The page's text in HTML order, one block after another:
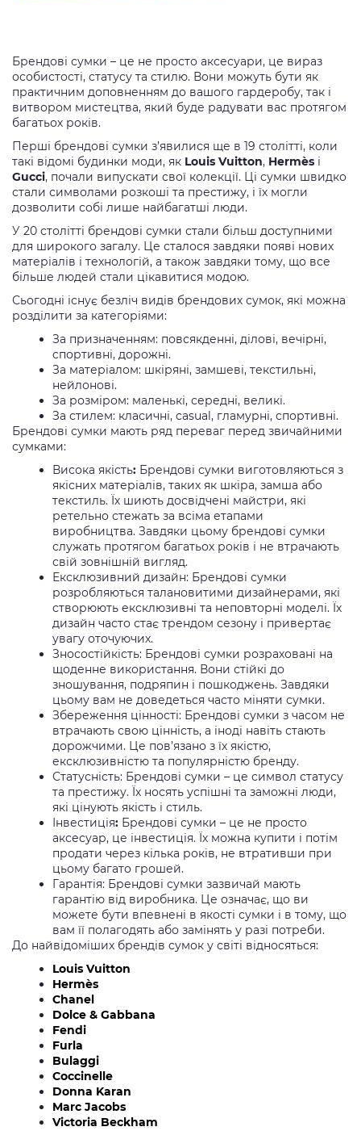
Брендові сумки – це не просто аксесуари, це вираз
особистості, статусу та стилю. Вони можуть бути як
практичним доповненням до вашого гардеробу, так і
витвором мистецтва, який буде радувати вас протягом
багатьох років.
Перші брендові сумки з’явилися ще в 19 столітті, коли
такі відомі будинки моди, як Louis Vuitton, Hermès і
Gucci, почали випускати свої колекції. Ці сумки швидко
стали символами розкоші та престижу, і їх могли
дозволити собі лише найбагатші люди.
У 20 столітті брендові сумки стали більш доступними
для широкого загалу. Це сталося завдяки появі нових
матеріалів і технологій, а також завдяки тому, що все
більше людей стали цікавитися модою.
Сьогодні існує безліч видів брендових сумок, які можна
розділити за категоріями:
За призначенням: повсякденні, ділові, вечірні,
спортивні, дорожні.
За матеріалом: шкіряні, замшеві, текстильні,
нейлонові.
За розміром: маленькі, середні, великі.
За стилем: класичні, casual, гламурні, спортивні.
Брендові сумки мають ряд переваг перед звичайними
сумками:
Висока якість: Брендові сумки виготовляються з
якісних матеріалів, таких як шкіра, замша або
текстиль. Їх шиють досвідчені майстри, які
ретельно стежать за всіма етапами
виробництва. Завдяки цьому брендові сумки
служать протягом багатьох років і не втрачають
свій зовнішній вигляд.
Ексклюзивний дизайн: Брендові сумки
розробляються талановитими дизайнерами, які
створюють ексклюзивні та неповторні моделі. Їх
дизайн часто стає трендом сезону і привертає
увагу оточуючих.
Зносостійкість: Брендові сумки розраховані на
щоденне використання. Вони стійкі до
зношування, подряпин і пошкоджень. Завдяки
цьому вам не доведеться часто міняти сумки.
Збереження цінності: Брендові сумки з часом не
втрачають свою цінність, а іноді навіть стають
дорожчими. Це пов’язано з їх якістю,
ексклюзивністю та популярністю бренду.
Статусність: Брендові сумки – це символ статусу
та престижу. Їх носять успішні та заможні люди,
які цінують якість і стиль.
Інвестиція: Брендові сумки – це не просто
аксесуар, це інвестиція. Їх можна купити і потім
продати через кілька років, не втративши при
цьому багато грошей.
Гарантія: Брендові сумки зазвичай мають
гарантію від виробника. Це означає, що ви
можете бути впевнені в якості сумки і в тому, що
вам її полагодять або замінять у разі потреби.
До найвідоміших брендів сумок у світі відносяться:
Louis Vuitton
Hermès
Chanel
Dolce & Gabbana
Fendi
Furla
Bulaggi
Coccinelle
Donna Karan
Marc Jacobs
Victoria Beckham